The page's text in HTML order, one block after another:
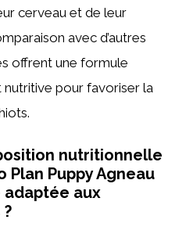
cerveau et de leur
avec d’autres
offrent une formule
pour favoriser la
nutritionnelle
Puppy Agneau
aux